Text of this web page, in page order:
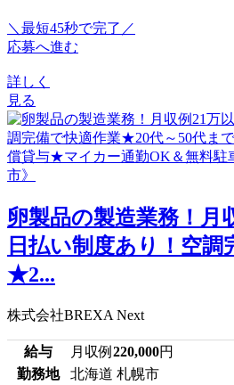
＼最短45秒で完了／
応募へ進む
詳しく
見る
卵製品の製造業務！月
日払い制度あり！空調
★2...
株式会社BREXA Next
給与 月収例 220,000円
勤務地
北海道 札幌市